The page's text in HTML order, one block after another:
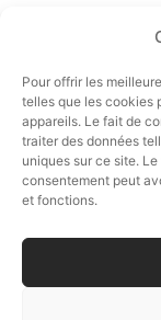
Pour offrir les
telles que les cookies
appareils. Le fait de
traiter des données
uniques sur ce site.
consentement peut
et fonctions.
E-SHOP
SERVICE CLIENT
BOUTIQUE